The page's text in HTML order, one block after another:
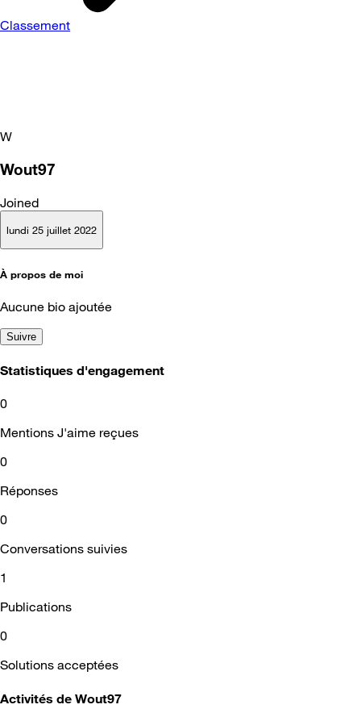
Classement
W
Wout97
Joined
lundi 25 juillet 2022
À propos de moi
Aucune bio ajoutée
Suivre
Statistiques d'engagement
0
Mentions J'aime reçues
0
Réponses
0
Conversations suivies
1
Publications
0
Solutions acceptées
Activités de Wout97